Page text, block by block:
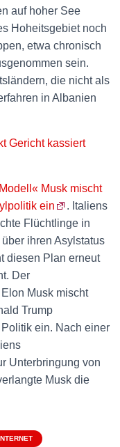
auf hoher See
Hoheitsgebiet noch
etwa chronisch
sein.
die nicht als
in Albanien
Gericht kassiert
Musk mischt
ein
. Italiens
Flüchtlinge in
ihren Asylstatus
diesen Plan erneut
Der
Musk mischt
Trump
ein. Nach einer
Unterbringung von
Musk die